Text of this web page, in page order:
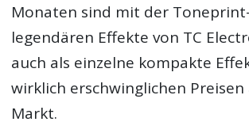
Monaten sind mit der
legendären Effekte von TC
auch als einzelne kompakte
wirklich erschwinglichen
Markt.